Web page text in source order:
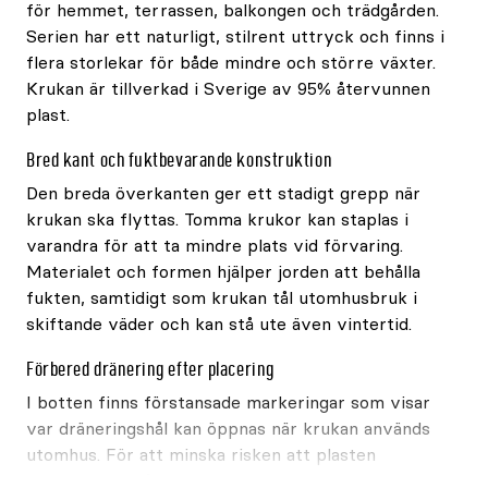
för hemmet, terrassen, balkongen och trädgården.
Serien har ett naturligt, stilrent uttryck och finns i
flera storlekar för både mindre och större växter.
Krukan är tillverkad i Sverige av 95% återvunnen
plast.
Bred kant och fuktbevarande konstruktion
Den breda överkanten ger ett stadigt grepp när
krukan ska flyttas. Tomma krukor kan staplas i
varandra för att ta mindre plats vid förvaring.
Materialet och formen hjälper jorden att behålla
fukten, samtidigt som krukan tål utomhusbruk i
skiftande väder och kan stå ute även vintertid.
Förbered dränering efter placering
I botten finns förstansade markeringar som visar
var dräneringshål kan öppnas när krukan används
utomhus. För att minska risken att plasten